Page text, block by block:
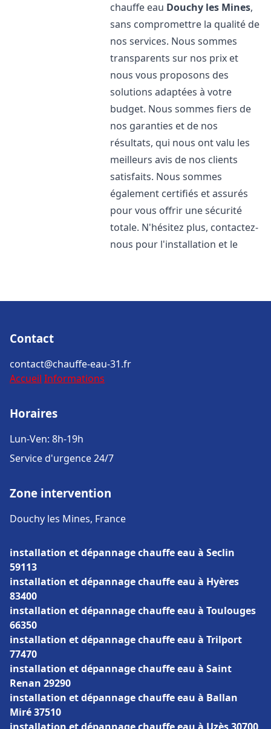
chauffe eau Douchy les Mines,
sans compromettre la qualité de
nos services. Nous sommes
transparents sur nos prix et
nous vous proposons des
solutions adaptées à votre
budget. Nous sommes fiers de
nos garanties et de nos
résultats, qui nous ont valu les
meilleurs avis de nos clients
satisfaits. Nous sommes
également certifiés et assurés
pour vous offrir une sécurité
totale. N'hésitez plus, contactez-
nous pour l'installation et le
Contact
contact@chauffe-eau-31.fr
Accueil Informations
Horaires
Lun-Ven: 8h-19h
Service d'urgence 24/7
Zone intervention
Douchy les Mines, France
installation et dépannage chauffe eau à Seclin
59113
installation et dépannage chauffe eau à Hyères
83400
installation et dépannage chauffe eau à Toulouges
66350
installation et dépannage chauffe eau à Trilport
77470
installation et dépannage chauffe eau à Saint
Renan 29290
installation et dépannage chauffe eau à Ballan
Miré 37510